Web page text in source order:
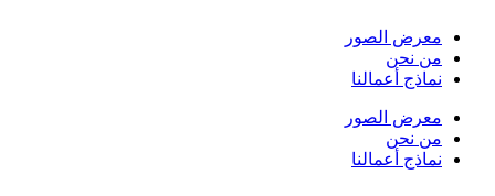
content
معرض الصور
من نحن
نماذج أعمالنا
معرض الصور
من نحن
نماذج أعمالنا